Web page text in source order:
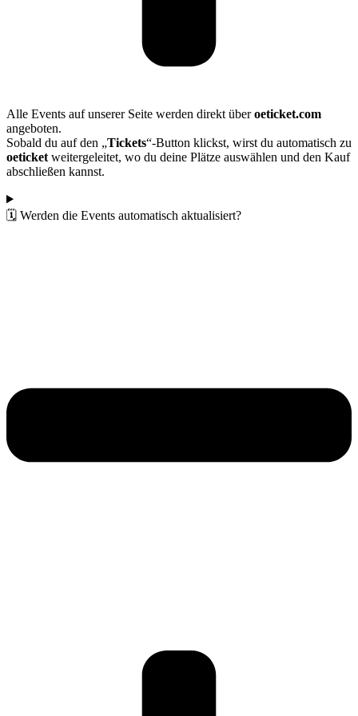
Alle Events auf unserer Seite werden direkt überoeticket.com
angeboten.
Sobald du auf den „Tickets“-Button klickst, wirst du automatisch zu
oeticketweitergeleitet, wo du deine Plätze auswählen und den Kauf
abschließen kannst.
🗓️ Werden die Events automatisch aktualisiert?